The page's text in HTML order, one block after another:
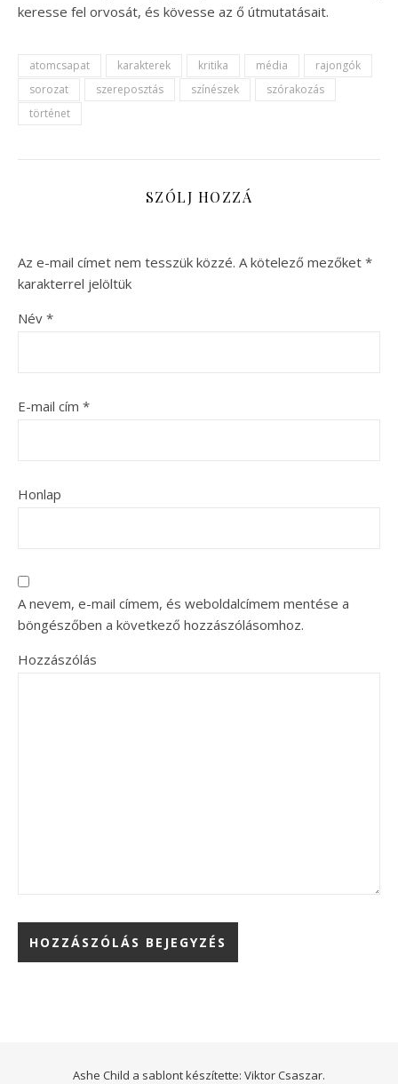
keresse fel orvosát, és kövesse az ő útmutatásait.
atomcsapat karakterek kritika média
rajongók
sorozat
szereposztás színészek
szórakozás
történet
SZÓLJ HOZZÁ
Az e-mail címet nem tesszük közzé. A kötelező mezőket *
karakterrel jelöltük
Név *
E-mail cím *
Honlap
A nevem, e-mail címem, és weboldalcímem mentése a
böngészőben a következő hozzászólásomhoz.
Hozzászólás
Ashe Child a sablont készítette: Viktor Csaszar.